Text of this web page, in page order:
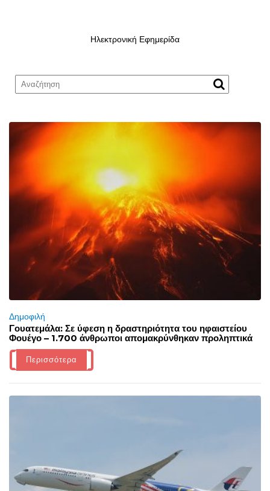
Ηλεκτρονική Εφημερίδα
Δημοφιλή
Γουατεμάλα: Σε ύφεση η δραστηριότητα του ηφαιστείου
Φουέγο – 1.700 άνθρωποι απομακρύνθηκαν προληπτικά
Περισσότερα